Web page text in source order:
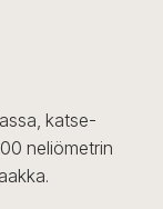
katse-
neliömetrin